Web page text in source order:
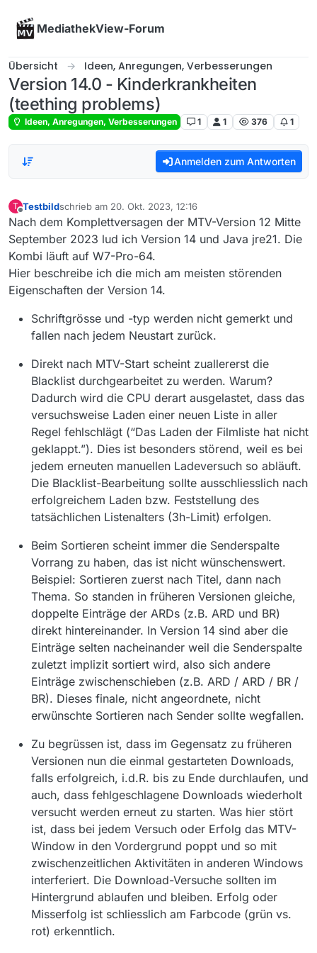
MediathekView-Forum
Übersicht Ideen, Anregungen, Verbesserungen
Version 14.0 - Kinderkrankheiten
(teething problems)
Ideen, Anregungen, Verbesserungen 1 1 376 1
Anmelden zum Antworten
T
Offline
Testbildschrieb am 20. Okt. 2023, 12:16
zuletzt editiert von
Nach dem Komplettversagen der MTV-Version 12 Mitte
September 2023 lud ich Version 14 und Java jre21. Die
Kombi läuft auf W7-Pro-64.
Hier beschreibe ich die mich am meisten störenden
Eigenschaften der Version 14.
Schriftgrösse und -typ werden nicht gemerkt und
fallen nach jedem Neustart zurück.
Direkt nach MTV-Start scheint zuallererst die
Blacklist durchgearbeitet zu werden. Warum?
Dadurch wird die CPU derart ausgelastet, dass das
versuchsweise Laden einer neuen Liste in aller
Regel fehlschlägt (“Das Laden der Filmliste hat nicht
geklappt.”). Dies ist besonders störend, weil es bei
jedem erneuten manuellen Ladeversuch so abläuft.
Die Blacklist-Bearbeitung sollte ausschliesslich nach
erfolgreichem Laden bzw. Feststellung des
tatsächlichen Listenalters (3h-Limit) erfolgen.
Beim Sortieren scheint immer die Senderspalte
Vorrang zu haben, das ist nicht wünschenswert.
Beispiel: Sortieren zuerst nach Titel, dann nach
Thema. So standen in früheren Versionen gleiche,
doppelte Einträge der ARDs (z.B. ARD und BR)
direkt hintereinander. In Version 14 sind aber die
Einträge selten nacheinander weil die Senderspalte
zuletzt implizit sortiert wird, also sich andere
Einträge zwischenschieben (z.B. ARD / ARD / BR /
BR). Dieses finale, nicht angeordnete, nicht
erwünschte Sortieren nach Sender sollte wegfallen.
Zu begrüssen ist, dass im Gegensatz zu früheren
Versionen nun die einmal gestarteten Downloads,
falls erfolgreich, i.d.R. bis zu Ende durchlaufen, und
auch, dass fehlgeschlagene Downloads wiederholt
versucht werden erneut zu starten. Was hier stört
ist, dass bei jedem Versuch oder Erfolg das MTV-
Window in den Vordergrund poppt und so mit
zwischenzeitlichen Aktivitäten in anderen Windows
interferiert. Die Download-Versuche sollten im
Hintergrund ablaufen und bleiben. Erfolg oder
Misserfolg ist schliesslich am Farbcode (grün vs.
rot) erkenntlich.